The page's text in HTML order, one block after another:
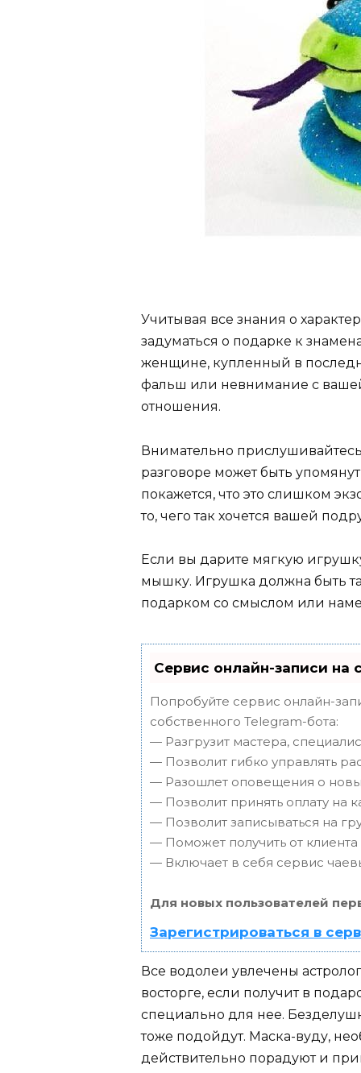
Учитывая все знания о
задуматься о подарке к
женщине, купленный в
фальш или невнимание с
отношения.
Внимательно
разговоре может быть
покажется, что это слишком
то, чего так хочется вашей
Если вы дарите мягкую
мышку. Игрушка должна быть
подарком со смыслом или
Сервис онлайн-записи на
Попробуйте сервис онлайн-
собственного Telegram-бота:
— Разгрузит мастера,
— Позволит гибко управлять
— Разошлет оповещения о
— Позволит принять оплату на
— Позволит записываться на
— Поможет получить от
— Включает в себя сервис
Для новых пользователей
Зарегистрироваться в
Все водолеи увлечены
восторге, если получит в
специально для нее.
тоже подойдут. Маска-вуду,
действительно порадуют и